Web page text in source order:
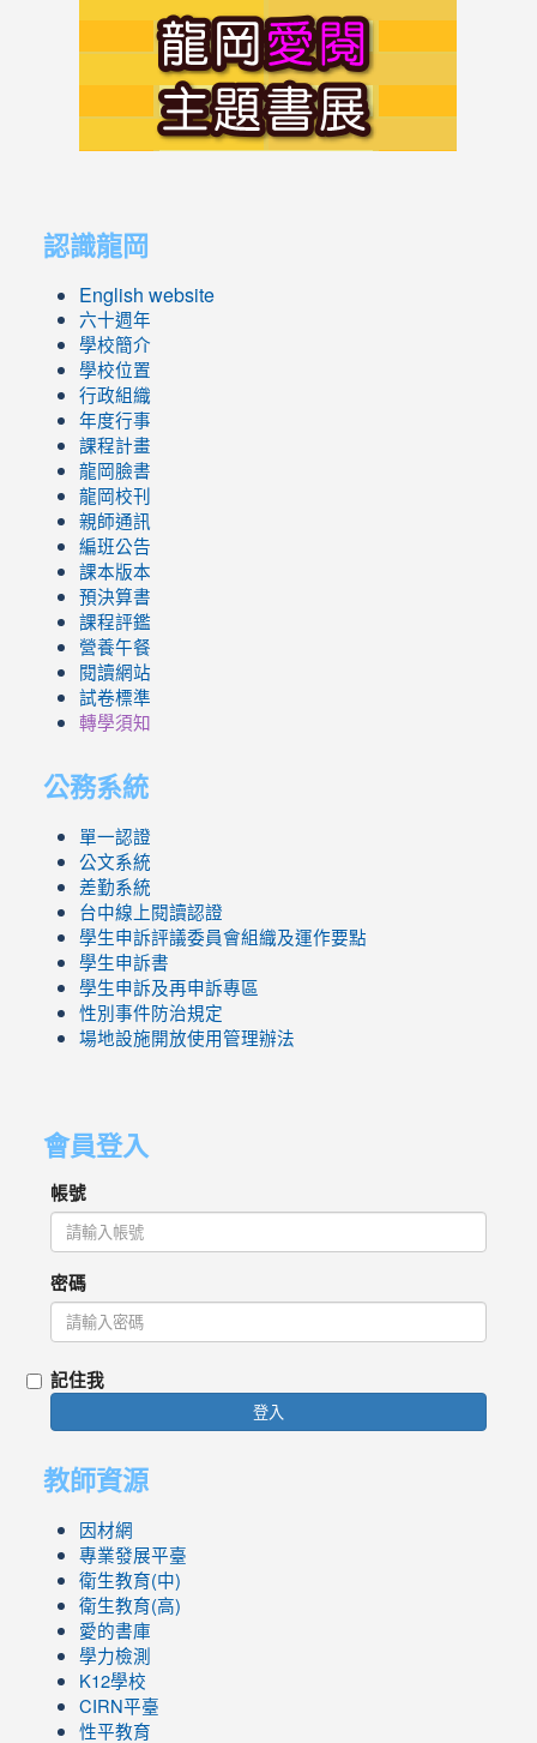
認識龍岡
English website
六十週年
學校簡介
學校位置
行政組織
年度行事
課程計畫
龍岡臉書
龍岡校刊
親師通訊
編班公告
課本版本
預決算書
課程評鑑
營養午餐
閱讀網站
試卷標準
轉學須知
公務系統
單一認證
公文系統
差勤系統
台中線上閱讀認證
學生申訴評議委員會組織及運作要點
學生申訴書
學生申訴及再申訴專區
性別事件防治規定
場地設施開放使用管理辦法
會員登入
帳號
密碼
記住我
登入
教師資源
因材網
專業發展平臺
衛生教育(中)
衛生教育(高)
愛的書庫
學力檢測
K12學校
CIRN平臺
性平教育